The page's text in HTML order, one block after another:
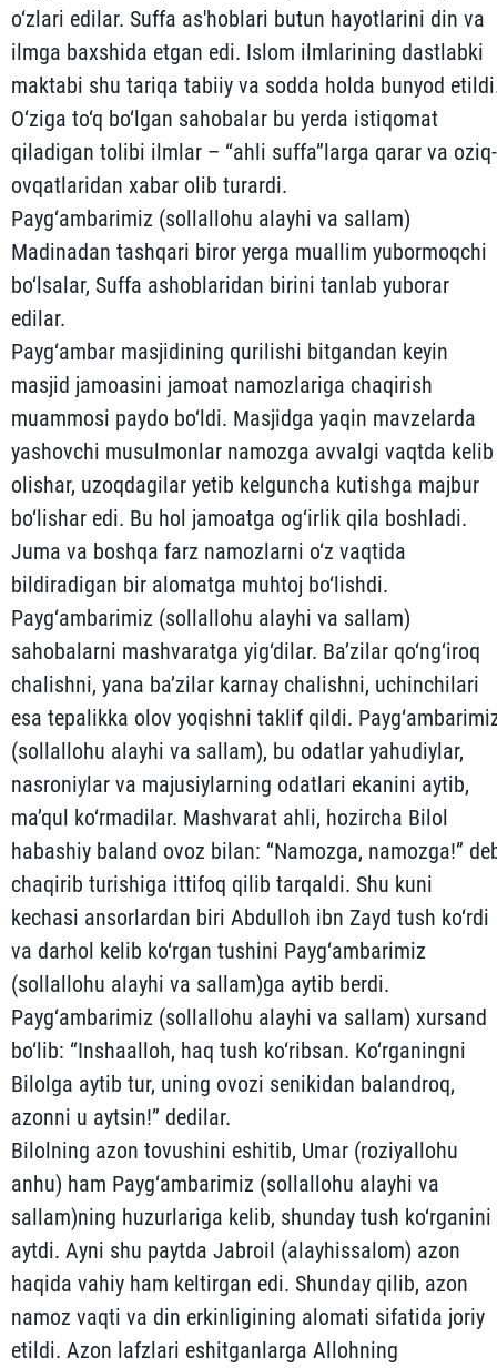
o‘zlari edilar. Suffa as'hoblari butun hayotlarini din va
ilmga baxshida etgan edi. Islom ilmlarining dastlabki
mak­tabi shu tariqa tabiiy va sodda holda bunyod
O‘ziga to‘q bo‘l­gan sahoba­lar bu yerda istiqomat
qiladigan tolibi ilmlar – “ah­li suffa”larga qarar va oziq-
ovqatlaridan xabar olib turardi.
Payg‘ambarimiz (sollallohu alayhi va sallam)
Madinadan tash­qari biror yerga muallim yubormoqchi
bo‘lsalar, Suffa as­hob­laridan birini tanlab yuborar
edilar.
Payg‘ambar masjidining qurilishi bitgandan keyin
masjid jamoasini jamoat namozlariga chaqirish
muammosi paydo bo‘ldi. Masjidga yaqin mavzelarda
yashovchi musulmonlar namozga avvalgi vaqtda kelib
olishar, uzoqdagilar yetib kelguncha kutishga maj­bur
bo‘lishar edi. Bu hol jamoatga og‘irlik qila boshladi.
Juma va boshqa farz namozlarni o‘z vaqtida
bildiradigan bir alomatga muhtoj bo‘lishdi.
Payg‘ambarimiz (sollallohu alayhi va sallam)
sahobalarni mashvaratga yig‘dilar. Ba’zilar qo‘ng‘iroq
chalishni, yana ba’zilar karnay chalishni, uchinchilari
esa tepalikka olov yoqishni taklif qildi.
(sollallohu alayhi va sallam), bu odatlar yahudiylar,
nasroniylar va majusiylarning odatlari ekanini aytib,
ma’qul ko‘rmadilar. Mashvarat ahli, hozircha Bilol
habashiy baland ovoz bilan: “Namozga, namozga!”
chaqirib turishiga ittifoq qilib tarqaldi. Shu kuni
kechasi ansorlardan biri Abdulloh ibn Zayd tush ko‘rdi
va darhol kelib ko‘rgan tushini Payg‘ambarimiz
(sollallohu alayhi va sallam)ga aytib berdi.
Payg‘ambarimiz (sollallohu alayhi va sallam) xur­sand
bo‘lib: “Inshaalloh, haq tush ko‘ribsan. Ko‘rganingni
Bilol­ga aytib tur, uning ovozi senikidan balandroq,
azonni u ayt­sin!” dedilar.
Bilolning azon tovushini eshitib, Umar (roziyallohu
anhu) ham Payg‘ambarimiz (sollallohu alayhi va
sallam)ning huzurla­riga kelib, shunday tush ko‘rganini
aytdi. Ayni shu paytda Jab­roil (alayhissalom) azon
haqida vahiy ham keltirgan edi. Shun­day qilib, azon
namoz vaqti va din erkinligining alomati si­fatida joriy
etildi. Azon lafzlari eshitganlarga Allohning